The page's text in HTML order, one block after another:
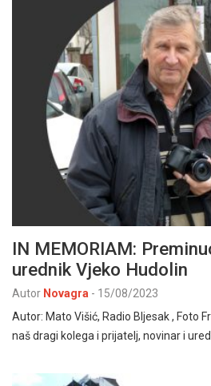
IN MEMORIAM:
urednik Vjeko Hudolin
Autor Novagra - 15/08/2023
Autor: Mato Višić, Radio Bljesak , Foto
naš dragi kolega i prijatelj, novinar i